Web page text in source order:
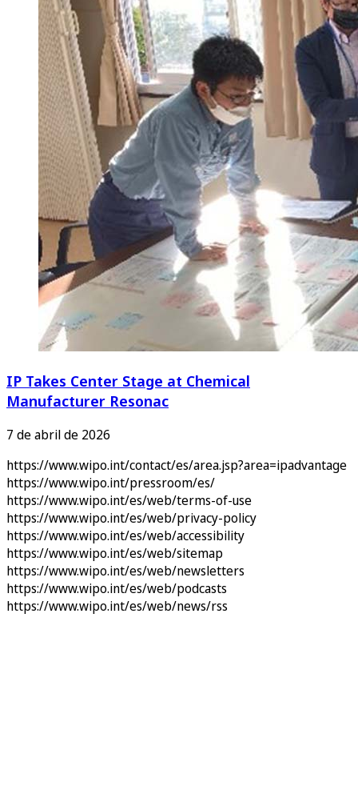
IP Takes Center Stage at Chemical
Manufacturer Resonac
7 de abril de 2026
https://www.wipo.int/contact/es/area.jsp?area=ipadvantage
https://www.wipo.int/pressroom/es/
https://www.wipo.int/es/web/terms-of-use
https://www.wipo.int/es/web/privacy-policy
https://www.wipo.int/es/web/accessibility
https://www.wipo.int/es/web/sitemap
https://www.wipo.int/es/web/newsletters
https://www.wipo.int/es/web/podcasts
https://www.wipo.int/es/web/news/rss